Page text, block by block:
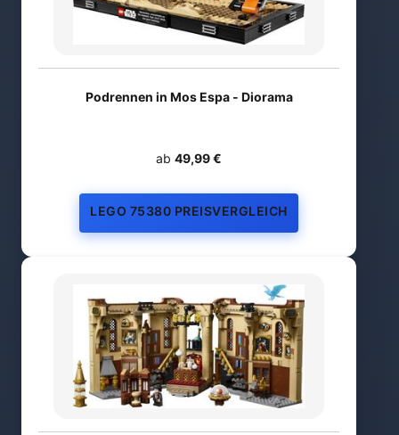
Podrennen in Mos Espa - Diorama
ab 49,99 €
LEGO 75380 PREISVERGLEICH